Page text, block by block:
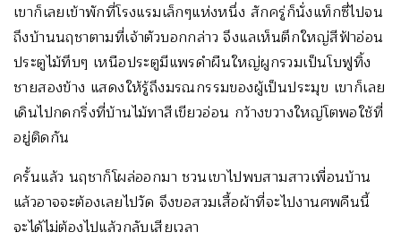
เขาก็เลยเข้าพักที่โรงแรมเล็กๆแห่งหนึ่ง สักครู่ก็นั่งแท็กซี่ไปจน
ถึงบ้านนฤชาตามที่เจ้าตัวบอกกล่าว จึงแลเห็นตึกใหญ่สีฟ้าอ่อน
ประตูไม้ทึบๆ เหนือประตูมีแพรดำผืนใหญ่ผูกรวมเป็นโบฟูทิ้ง
ชายสองข้าง แสดงให้รู้ถึงมรณกรรมของผู้เป็นประมุข เขาก็เลย
เดินไปกดกริ่งที่บ้านไม้ทาสีเขียวอ่อน กว้างขวางใหญ่โตพอใช้ที่
อยู่ติดกัน
ครั้นแล้ว นฤชาก็โผล่ออกมา ชวนเขาไปพบสามสาวเพื่อนบ้าน
แล้วอาจจะต้องเลยไปวัด จึงขอสวมเสื้อผ้าที่จะไปงานศพคืนนี้
จะได้ไม่ต้องไปแล้วกลับเสียเวลา